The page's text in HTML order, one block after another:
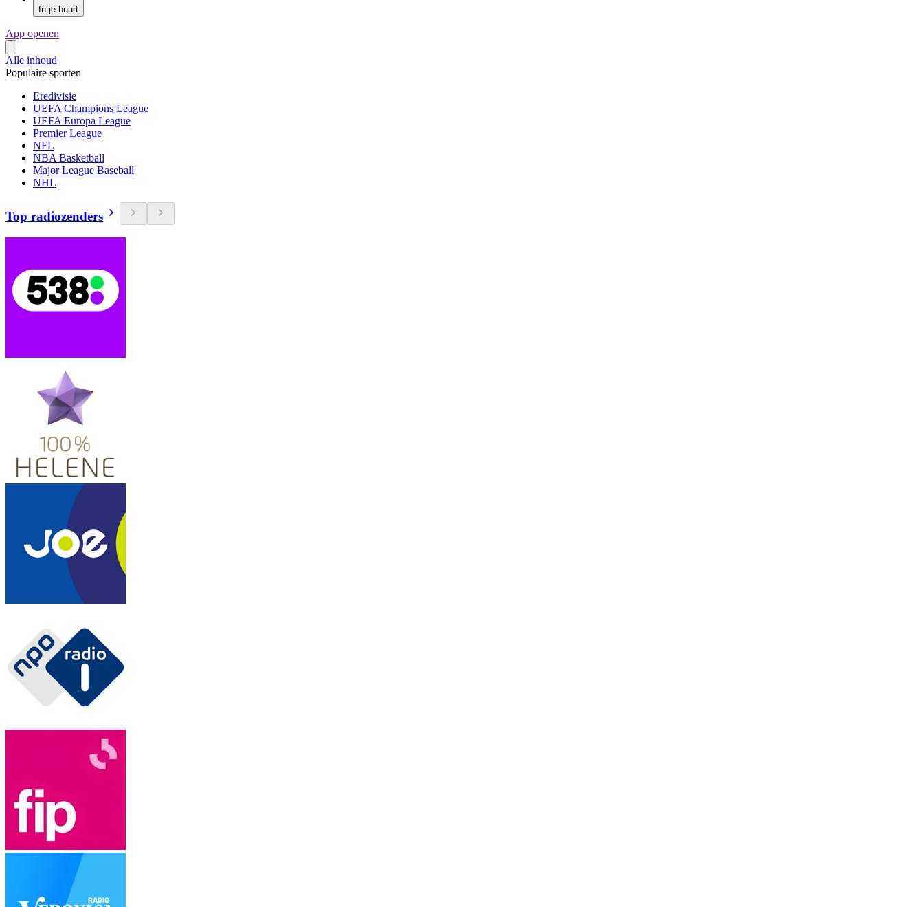
In je buurt
App openen
Alle inhoud
Populaire sporten
Eredivisie
UEFA Champions League
UEFA Europa League
Premier League
NFL
NBA Basketball
Major League Baseball
NHL
Top radiozenders